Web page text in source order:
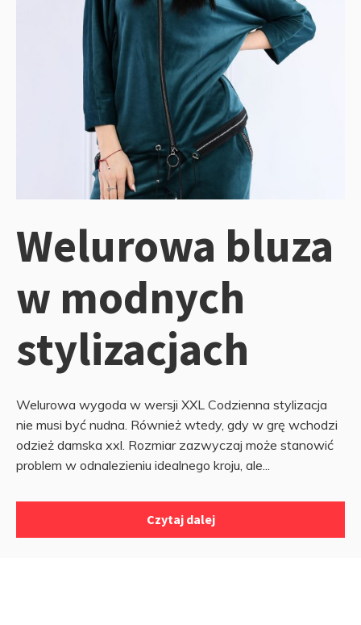
Welurowa bluza
w modnych
stylizacjach
Welurowa wygoda w wersji XXL Codzienna stylizacja
nie musi być nudna. Również wtedy, gdy w grę wchodzi
odzież damska xxl. Rozmiar zazwyczaj może stanowić
problem w odnalezieniu idealnego kroju, ale...
Czytaj dalej